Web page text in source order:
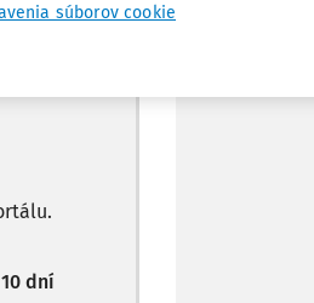
dní
súborov cookie